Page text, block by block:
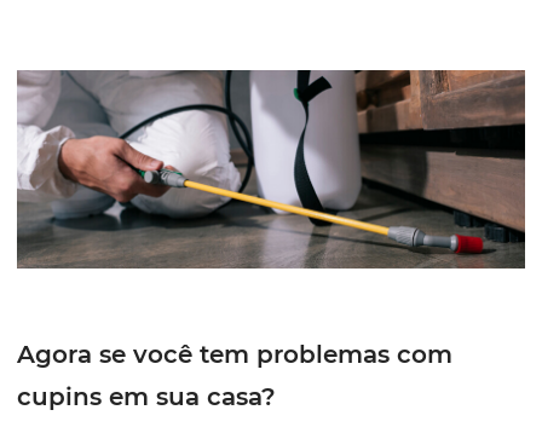
Agora se você tem problemas com
cupins em sua casa?